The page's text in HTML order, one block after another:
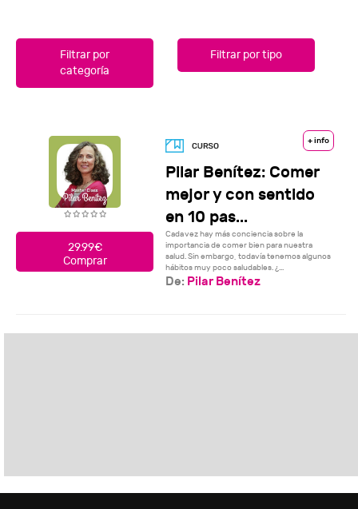
Filtrar por
categoría
Filtrar por tipo
29.99€
Comprar
+ info
Pilar Benítez: Comer
mejor y con sentido
en 10 pas...
Cada vez hay más conciencia sobre la
importancia de comer bien para nuestra
salud. Sin embargo, todavía tenemos algunos
hábitos muy poco saludables. ¿...
De: Pilar Benítez